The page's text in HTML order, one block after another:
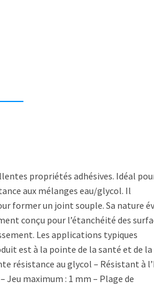
propriétés adhésives. Idéal
aux mélanges eau/glycol. Il
former un joint souple. Sa nature
conçu pour l’étanchéité des
Les applications typiques
est à la pointe de la santé et de la
résistance au glycol – Résistant à
Jeu maximum : 1 mm – Plage de